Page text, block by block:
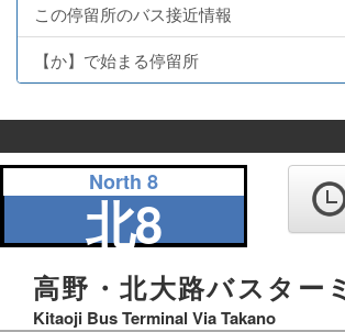
この停留所のバス接近情報
【か】で始まる停留所
の
り North 8
北8
高野・北大路バスター
Kitaoji Bus Terminal Via Takano